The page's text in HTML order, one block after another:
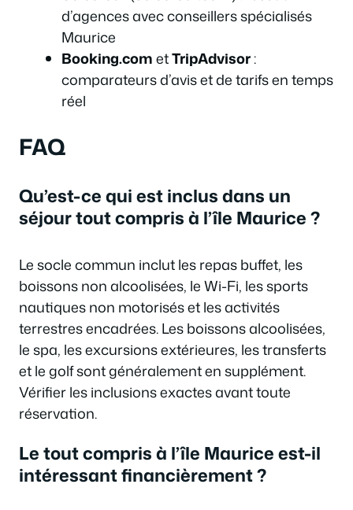
d’agences avec conseillers spécialisés
Maurice
Booking.cometTripAdvisor:
comparateurs d’avis et de tarifs en temps
réel
FAQ
Qu’est-ce qui est inclus dans un
séjour tout compris à l’île Maurice ?
Le socle commun inclut les repas buffet, les
boissons non alcoolisées, le Wi-Fi, les sports
nautiques non motorisés et les activités
terrestres encadrées. Les boissons alcoolisées,
le spa, les excursions extérieures, les transferts
et le golf sont généralement en supplément.
Vérifier les inclusions exactes avant toute
réservation.
Le tout compris à l’île Maurice est-il
intéressant financièrement ?